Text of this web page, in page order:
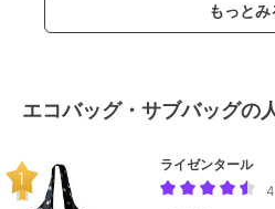
もっとみ
エコバッグ・サブバッグの
ライゼンタール